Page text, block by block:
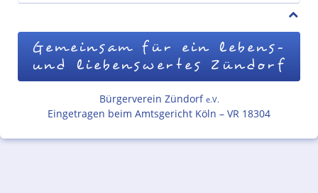
Gemeinsam für ein lebens-
und liebenswertes Zündorf
Bürgerverein Zündorf e.V.
Eingetragen beim Amtsgericht Köln – VR 18304